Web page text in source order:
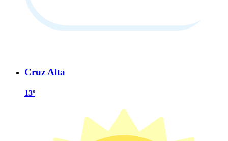
Cruz Alta
13º